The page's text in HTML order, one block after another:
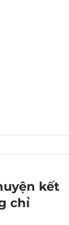
kết
chỉ